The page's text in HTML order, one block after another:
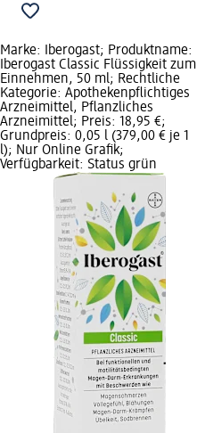
Marke: Iberogast; Produktname:
Iberogast Classic Flüssigkeit zum
Einnehmen, 50 ml; Rechtliche
Kategorie: Apothekenpflichtiges
Arzneimittel, Pflanzliches
Arzneimittel; Preis: 18,95 €;
Grundpreis: 0,05 l (379,00 € je 1
l); Nur Online Grafik;
Verfügbarkeit: Status grün